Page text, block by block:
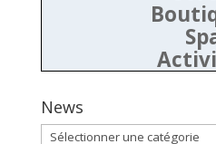
News
News